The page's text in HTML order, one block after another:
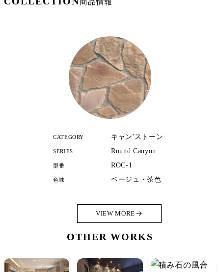
商品情報
CATEGORY キャン'ストーン
SERIES Round Canyon
型番 ROC-1
色味 ベージュ・茶色
VIEW MORE
OTHER WORKS